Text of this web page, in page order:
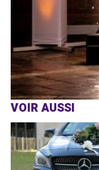
VOIR AUSSI